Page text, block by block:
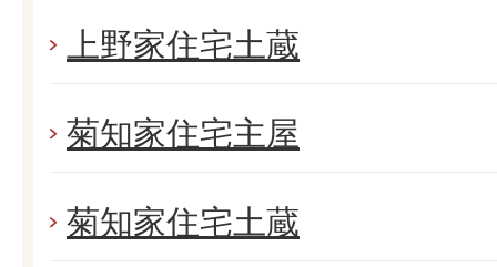
上野家住宅土蔵
菊知家住宅主屋
菊知家住宅土蔵